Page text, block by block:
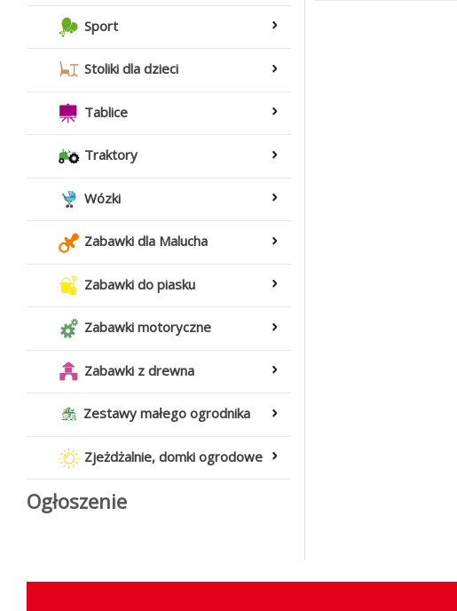
Sport
Stoliki dla dzieci
Tablice
Traktory
Wózki
Zabawki dla Malucha
Zabawki do piasku
Zabawki motoryczne
Zabawki z drewna
Zestawy małego ogrodnika
Zjeżdżalnie, domki ogrodowe
Ogłoszenie